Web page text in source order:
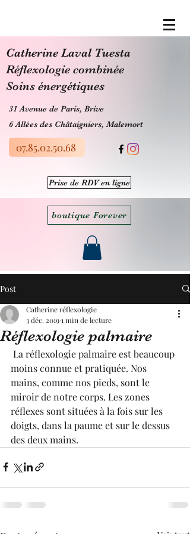
​Catherine Laval Tuesta
Réflexologie combinée
Soins énergétiques
31 Avenue de Paris, Brive
6 Allées des Châtaigniers, Malemort
07.85.02.50.68
Prise de RDV en ligne
boutique Forever
Post
Réflexologie palmaire
Catherine réflexologie
3 déc. 20191 min de lecture
moins connue et pratiquée. Nos
mains, comme nos pieds, sont le
miroir de notre corps. Les zones
réflexes sont situées à la fois sur les
doigts, dans la paume et sur le dessus
des deux mains.